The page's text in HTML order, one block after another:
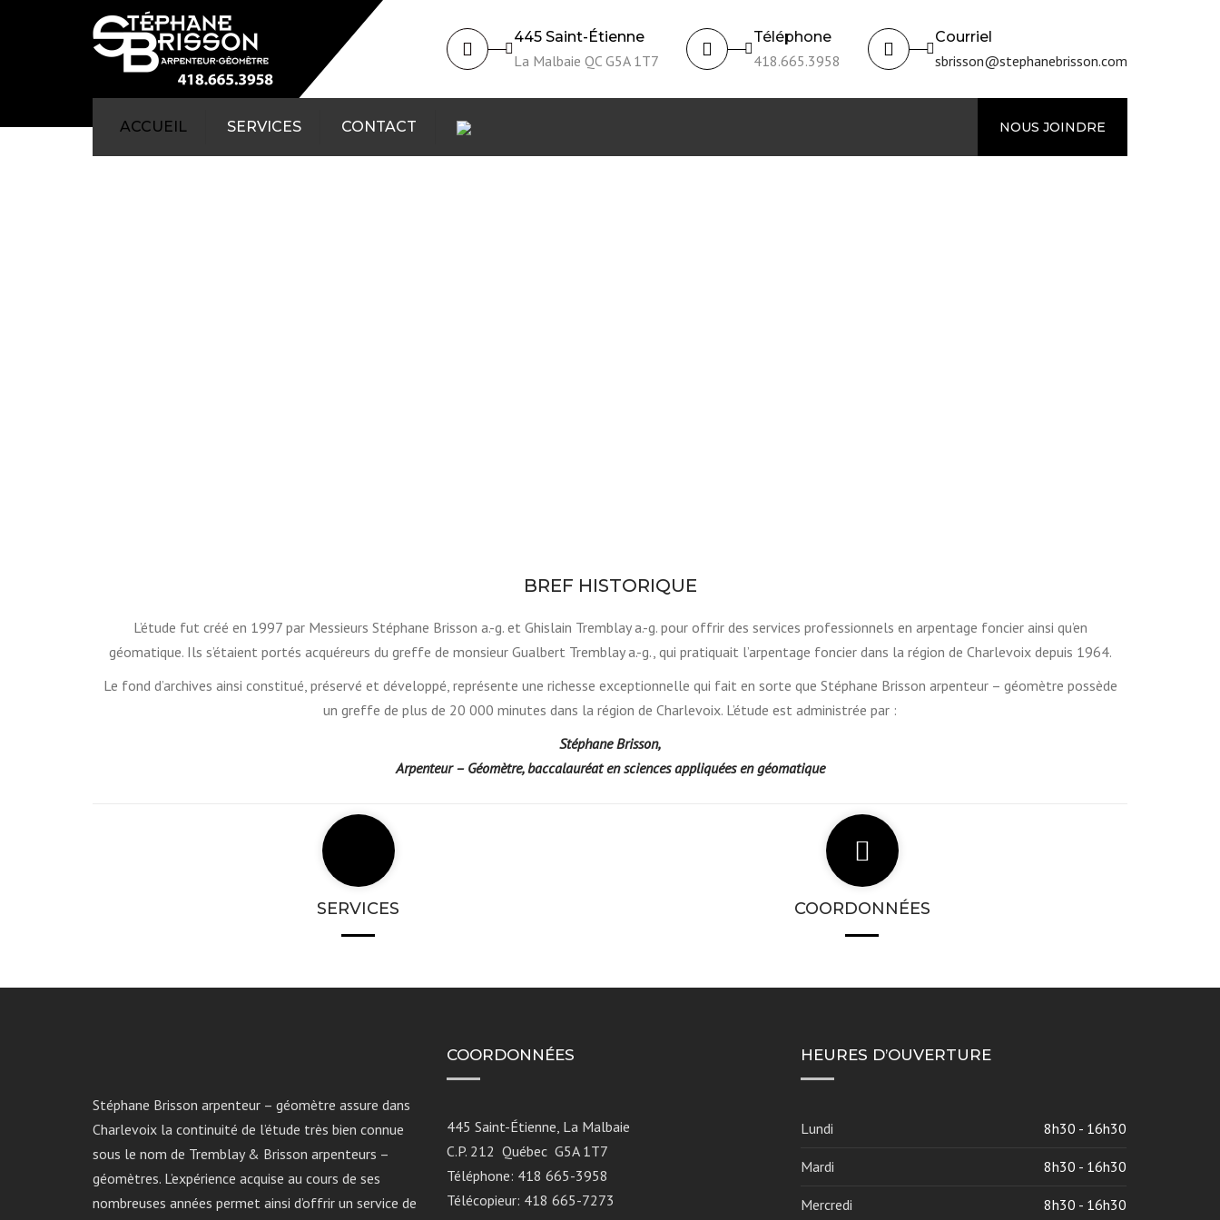
445 Saint-Étienne
La Malbaie QC G5A 1T7
Téléphone
418.665.3958
Courriel
sbrisson@stephanebrisson.com
ACCUEIL SERVICES CONTACT NOUS JOINDRE
BREF HISTORIQUE
L’étude fut créé en 1997 par Messieurs Stéphane Brisson a.-g. et Ghislain Tremblay a.-g. pour offrir des services professionnels en arpentage foncier ainsi qu’en
géomatique. Ils s’étaient portés acquéreurs du greffe de monsieur Gualbert Tremblay a.-g., qui pratiquait l’arpentage foncier dans la région de Charlevoix depuis 1964.
Le fond d’archives ainsi constitué, préservé et développé, représente une richesse exceptionnelle qui fait en sorte que Stéphane Brisson arpenteur – géomètre possède
un greffe de plus de 20 000 minutes dans la région de Charlevoix. L’étude est administrée par :
Stéphane Brisson,
Arpenteur – Géomètre, baccalauréat en sciences appliquées en géomatique
SERVICES COORDONNÉES
Stéphane Brisson arpenteur – géomètre assure dans
Charlevoix la continuité de l’étude très bien connue
sous le nom de Tremblay & Brisson arpenteurs –
géomètres. L’expérience acquise au cours de ses
nombreuses années permet ainsi d’offrir un service de
COORDONNÉES
445 Saint-Étienne, La Malbaie
C.P. 212 Québec G5A 1T7
Téléphone: 418 665-3958
Télécopieur: 418 665-7273
HEURES D’OUVERTURE
Lundi 8h30 - 16h30
Mardi 8h30 - 16h30
Mercredi 8h30 - 16h30